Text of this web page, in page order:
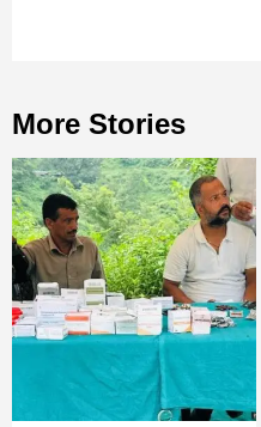
More Stories